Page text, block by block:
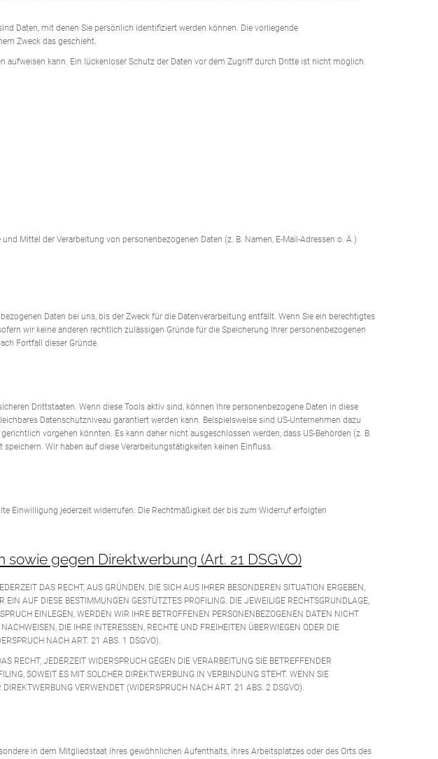
Daten, mit denen Sie persönlich identifiziert werden können. Die vorliegende
Zweck das geschieht.
kann. Ein lückenloser Schutz der Daten vor dem Zugriff durch Dritte ist nicht möglich.
Mittel der Verarbeitung von personenbezogenen Daten (z. B. Namen, E-Mail-Adressen o. Ä.)
Daten bei uns, bis der Zweck für die Datenverarbeitung entfällt. Wenn Sie ein berechtigtes
wir keine anderen rechtlich zulässigen Gründe für die Speicherung Ihrer personenbezogenen
Fortfall dieser Gründe.
Drittstaaten. Wenn diese Tools aktiv sind, können Ihre personenbezogene Daten in diese
Datenschutzniveau garantiert werden kann. Beispielsweise sind US-Unternehmen dazu
vorgehen könnten. Es kann daher nicht ausgeschlossen werden, dass US-Behörden (z. B.
Wir haben auf diese Verarbeitungstätigkeiten keinen Einfluss.
Einwilligung jederzeit widerrufen. Die Rechtmäßigkeit der bis zum Widerruf erfolgten
gegen Direktwerbung (Art. 21 DSGVO)
DAS RECHT, AUS GRÜNDEN, DIE SICH AUS IHRER BESONDEREN SITUATION ERGEBEN,
AUF DIESE BESTIMMUNGEN GESTÜTZTES PROFILING. DIE JEWEILIGE RECHTSGRUNDLAGE,
EINLEGEN, WERDEN WIR IHRE BETROFFENEN PERSONENBEZOGENEN DATEN NICHT
DIE IHRE INTERESSEN, RECHTE UND FREIHEITEN ÜBERWIEGEN ODER DIE
NACH ART. 21 ABS. 1 DSGVO).
RECHT, JEDERZEIT WIDERSPRUCH GEGEN DIE VERARBEITUNG SIE BETREFFENDER
SOWEIT ES MIT SOLCHER DIREKTWERBUNG IN VERBINDUNG STEHT. WENN SIE
VERWENDET (WIDERSPRUCH NACH ART. 21 ABS. 2 DSGVO).
in dem Mitgliedstaat ihres gewöhnlichen Aufenthalts, ihres Arbeitsplatzes oder des Orts des